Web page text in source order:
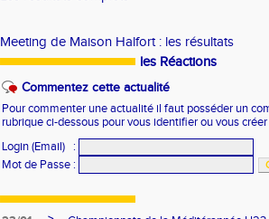
Meeting de Maison Halfort : les résultats
les Réactions
Commentez cette actualité
Pour commenter une actualité il faut posséder un
rubrique ci-dessous pour vous identifier ou vous
Login (Email)
:
Mot de Passe :